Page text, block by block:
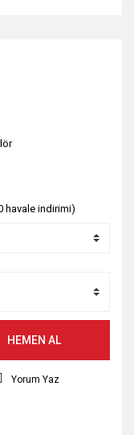
havale indirimi)
HEMEN AL
Yorum Yaz